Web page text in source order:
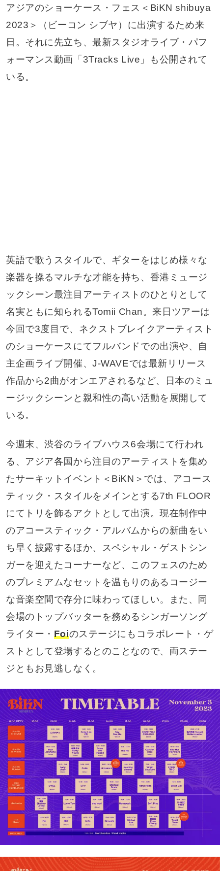
アジアのショーケース・フェス＜BiKN shibuya
2023＞（ビーコン シブヤ）に出演するため来
日。それに先立ち、最新スタジオライブ・パフ
ォーマンス動画「3Tracks Live」も公開されて
いる。
英語で歌うスタイルで、ギターをはじめ様々な
楽器を操るマルチな才能を持ち、香港ミュージ
ックシーン最注目アーティストのひとりとして
名実ともに知られるTomii Chan。来日ツアーは
今回で3度目で、ネクストブレイクアーティスト
のショーケースにてフルバンドでの出演や、自
主企画ライブ開催、J-WAVEでは最新リリース
作品から2曲がオンエアされるなど、日本のミュ
ージックシーンと親和性の高い活動を展開して
いる。
今週末、渋谷のライブハウス6会場にて行われ
る、アジア各国から注目のアーティストを集め
たサーキットイベント＜BiKN＞では、アコース
ティック・スタイルをメインとする7th FLOOR
にてトリを飾るアクトとして出演。現在制作中
のアコースティック・アルバムからの新曲をい
ち早く披露するほか、スペシャル・ゲストシン
ガーを迎えたコーナーなど、このフェスのため
のプレミアムなセットを温もりのあるコージー
な音楽空間で存分に味わってほしい。また、同
会場のトップバッターを務めるシンガーソング
ライター・ Foiのステージにもコラボレート・ゲ
ストとして登場するとのことなので、両ステー
ジともお見逃しなく。